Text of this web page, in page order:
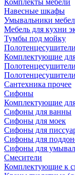
Комплекты мебели
Навесные шкафы
Умывальники
Мебель для кухни
Тумбы под мойку
Полотенцесушители
Комплектующие
Сантехника прочее
Сифоны
Комплектующие
Сифоны для ванны
Сифоны для моек
Сифоны для
Сифоны для
Сифоны для
Смесители
Комплектующие к